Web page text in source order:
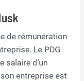
de rémunération
Le PDG
salaire d’un
entreprise est